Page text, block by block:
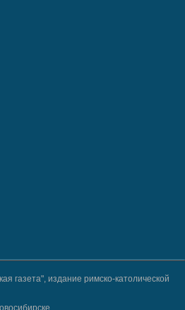
газета", издание римско-католической